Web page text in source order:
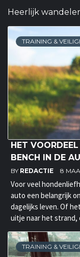
Heerlijk
TRAINING &
HET VOORDEEL
BENCH IN DE
BY REDACTIE 8
Voor veel
auto een belangrijk
dagelijks leven. Of
uitje naar het strand,
TRAINING &